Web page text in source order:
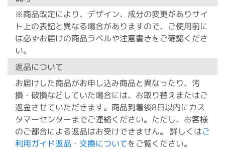
※商品改定により、デザイン、成分の変更がありサイ
ト上の表記と異なる場合がありますので、ご使用前に
は必ずお届けの商品ラベルや注意書きをご確認くださ
い。
返品について
お届けした商品がお申し込み商品と異なったり、汚
損・破損などしていた場合には、お取り替えまたはご
返金させていただきます。商品到着後8日以内にカス
タマーセンターまでご連絡ください。ただし、お客様
のご都合による返品はお受けできません。 詳しくはご
利用ガイド返品・交換についてをご覧ください。